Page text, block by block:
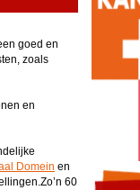
goed en
zoals
en
Domein en
60